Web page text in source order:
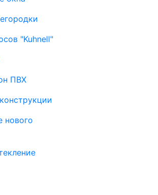
"Kuhnell"
ПВХ
нового